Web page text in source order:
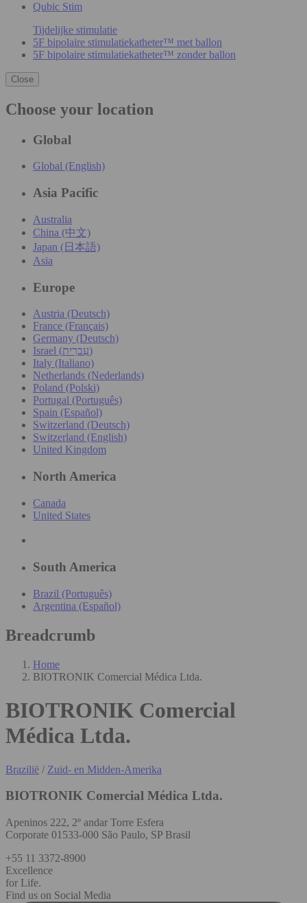
Qubic Stim
Tijdelijke stimulatie
5F bipolaire stimulatiekatheter™ met ballon
5F bipolaire stimulatiekatheter™ zonder ballon
Close
Choose your location
Global
Global (English)
Asia Pacific
Australia
China (中文)
Japan (日本語)
Asia
Europe
Austria (Deutsch)
France (Français)
Germany (Deutsch)
Israel (עִברִית)
Italy (Italiano)
Netherlands (Nederlands)
Poland (Polski)
Portugal (Português)
Spain (Español)
Switzerland (Deutsch)
Switzerland (English)
United Kingdom
North America
Canada
United States
South America
Brazil (Português)
Argentina (Español)
Breadcrumb
Home
BIOTRONIK Comercial Médica Ltda.
BIOTRONIK Comercial
Médica Ltda.
Brazilië / Zuid- en Midden-Amerika
BIOTRONIK Comercial Médica Ltda.
Apeninos 222, 2º andar Torre Esfera
Corporate 01533-000 São Paulo, SP Brasil
+55 11 3372-8900
Excellence
for Life.
Find us on Social Media